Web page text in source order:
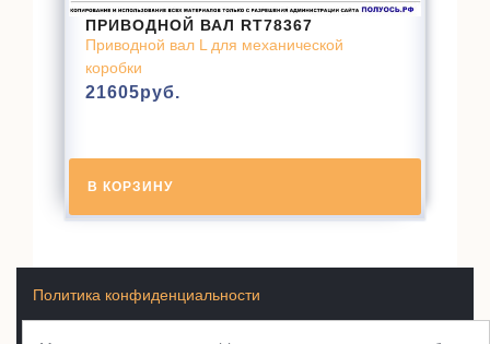
ПРИВОДНОЙ ВАЛ RT78367
Приводной вал L для механической
коробки
21605руб.
В КОРЗИНУ
Политика конфиденциальности